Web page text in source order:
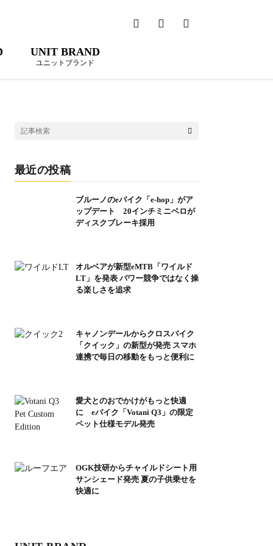
UNIT BRAND
ユニットブランド
最近の投稿
ブルーノのeバイク「e-hop」がア
ップデート 20インチミニベロが
ディスクブレーキ採用
オルベアが新型eMTB「ワイルド
LT」を発表 パワー競争ではなく操
る楽しさを追求
キャノンデールからクロスバイク
「クイック」の新型が発売 スマホ
連携で毎日の移動をもっと便利に
愛犬とのおでかけがもっと快適
に eバイク「Votani Q3」の限定
ペット仕様モデル発売
OGK技研からチャイルドシート用
サンシェード発売 夏の子供乗せを
快適に